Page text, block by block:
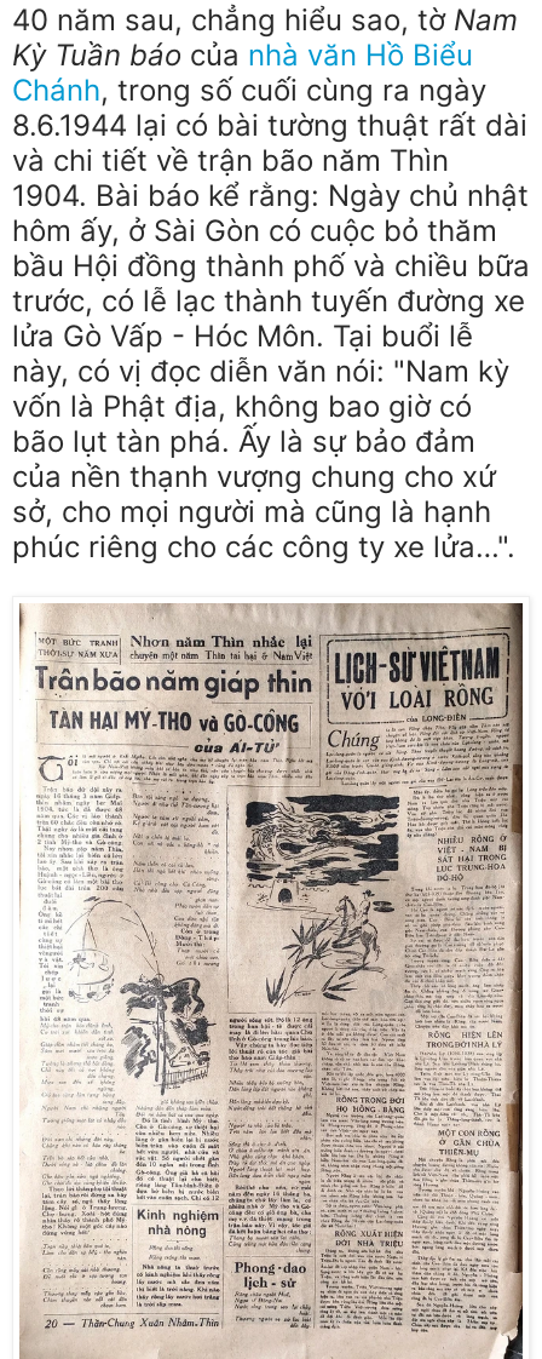
40 năm sau, chẳng hiểu sao, tờ Nam
Kỳ Tuần báo của nhà văn Hồ Biểu
Chánh, trong số cuối cùng ra ngày
8.6.1944 lại có bài tường thuật rất dài
và chi tiết về trận bão năm Thìn
1904. Bài báo kể rằng: Ngày chủ nhật
hôm ấy, ở Sài Gòn có cuộc bỏ thăm
bầu Hội đồng thành phố và chiều bữa
trước, có lễ lạc thành tuyến đường xe
lửa Gò Vấp - Hóc Môn. Tại buổi lễ
này, có vị đọc diễn văn nói: "Nam kỳ
vốn là Phật địa, không bao giờ có
bão lụt tàn phá. Ấy là sự bảo đảm
của nền thạnh vượng chung cho xứ
sở, cho mọi người mà cũng là hạnh
phúc riêng cho các công ty xe lửa…".